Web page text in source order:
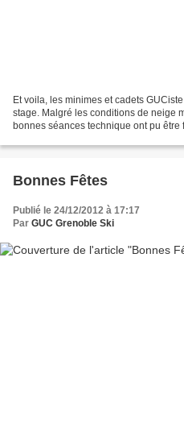
Et voila, les minimes et cadets
stage. Malgré les conditions de neige
bonnes séances technique ont pu être
Bonnes Fêtes
Publié le 24/12/2012 à 17:17
Par GUC Grenoble Ski